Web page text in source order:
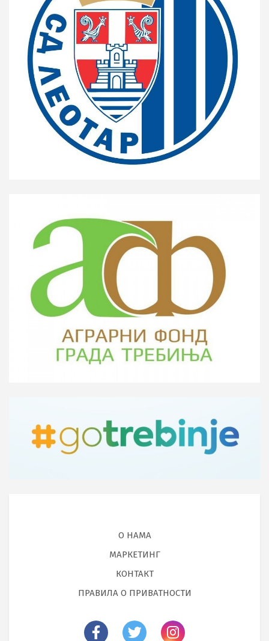
О НАМА
МАРКЕТИНГ
КОНТАКТ
ПРАВИЛА О ПРИВАТНОСТИ